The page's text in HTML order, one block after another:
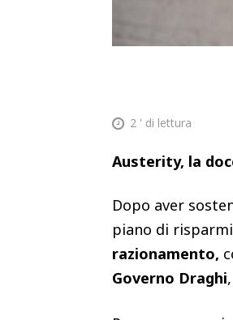
2 ' di lettura
Austerity, la
Dopo aver
piano di
razionamento,
Governo Draghi,